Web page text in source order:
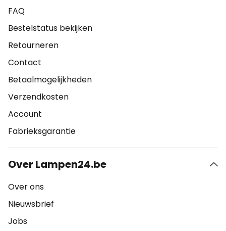
FAQ
Bestelstatus bekijken
Retourneren
Contact
Betaalmogelijkheden
Verzendkosten
Account
Fabrieksgarantie
Over Lampen24.be
Over ons
Nieuwsbrief
Jobs